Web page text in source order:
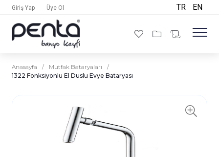
Giriş Yap Üye Ol TR EN
Anasayfa / Mutfak Bataryaları
/
1322 Fonksiyonlu El Duslu Evye Bataryası